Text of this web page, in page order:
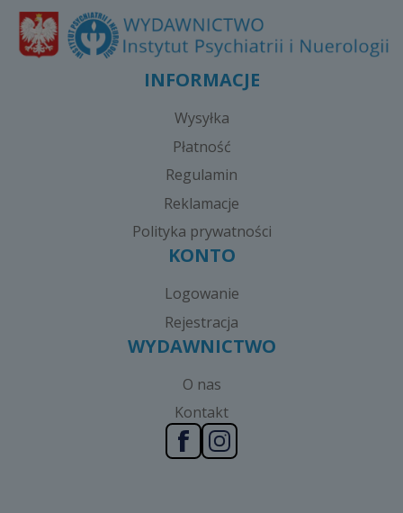
INFORMACJE
Wysyłka
Płatność
Regulamin
Reklamacje
Polityka prywatności
KONTO
Logowanie
Rejestracja
WYDAWNICTWO
O nas
Kontakt